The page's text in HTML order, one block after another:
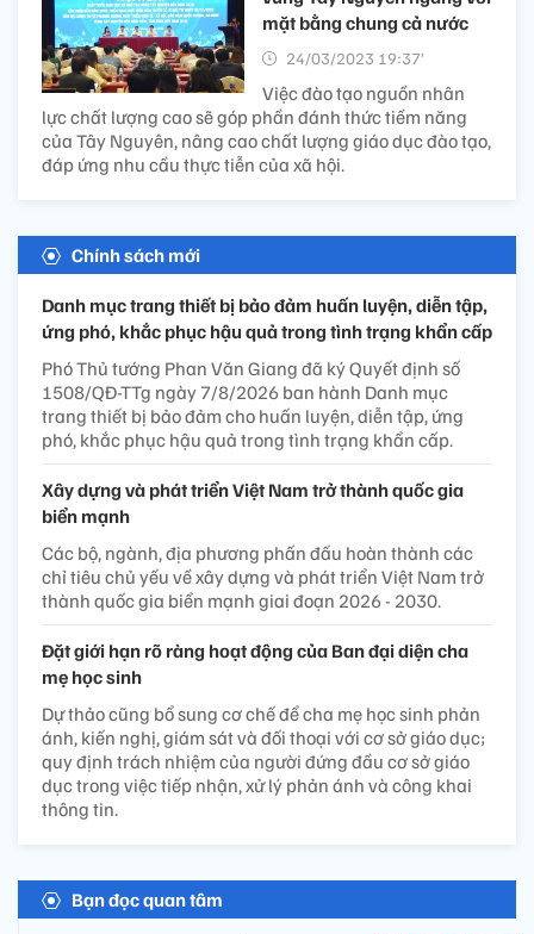
mặt bằng chung cả nước
24/03/2023 19:37’
Việc đào tạo nguồn nhân
lực chất lượng cao sẽ góp phần đánh thức tiềm năng
của Tây Nguyên, nâng cao chất lượng giáo dục đào tạo,
đáp ứng nhu cầu thực tiễn của xã hội.
Chính sách mới
Danh mục trang thiết bị bảo đảm huấn luyện, diễn tập,
ứng phó, khắc phục hậu quả trong tình trạng khẩn cấp
Phó Thủ tướng Phan Văn Giang đã ký Quyết định số
1508/QĐ-TTg ngày 7/8/2026 ban hành Danh mục
trang thiết bị bảo đảm cho huấn luyện, diễn tập, ứng
phó, khắc phục hậu quả trong tình trạng khẩn cấp.
Xây dựng và phát triển Việt Nam trở thành quốc gia
biển mạnh
Các bộ, ngành, địa phương phấn đấu hoàn thành các
chỉ tiêu chủ yếu về xây dựng và phát triển Việt Nam trở
thành quốc gia biển mạnh giai đoạn 2026 - 2030.
Đặt giới hạn rõ ràng hoạt động của Ban đại diện cha
mẹ học sinh
Dự thảo cũng bổ sung cơ chế để cha mẹ học sinh phản
ánh, kiến nghị, giám sát và đối thoại với cơ sở giáo dục;
quy định trách nhiệm của người đứng đầu cơ sở giáo
dục trong việc tiếp nhận, xử lý phản ánh và công khai
thông tin.
Bạn đọc quan tâm